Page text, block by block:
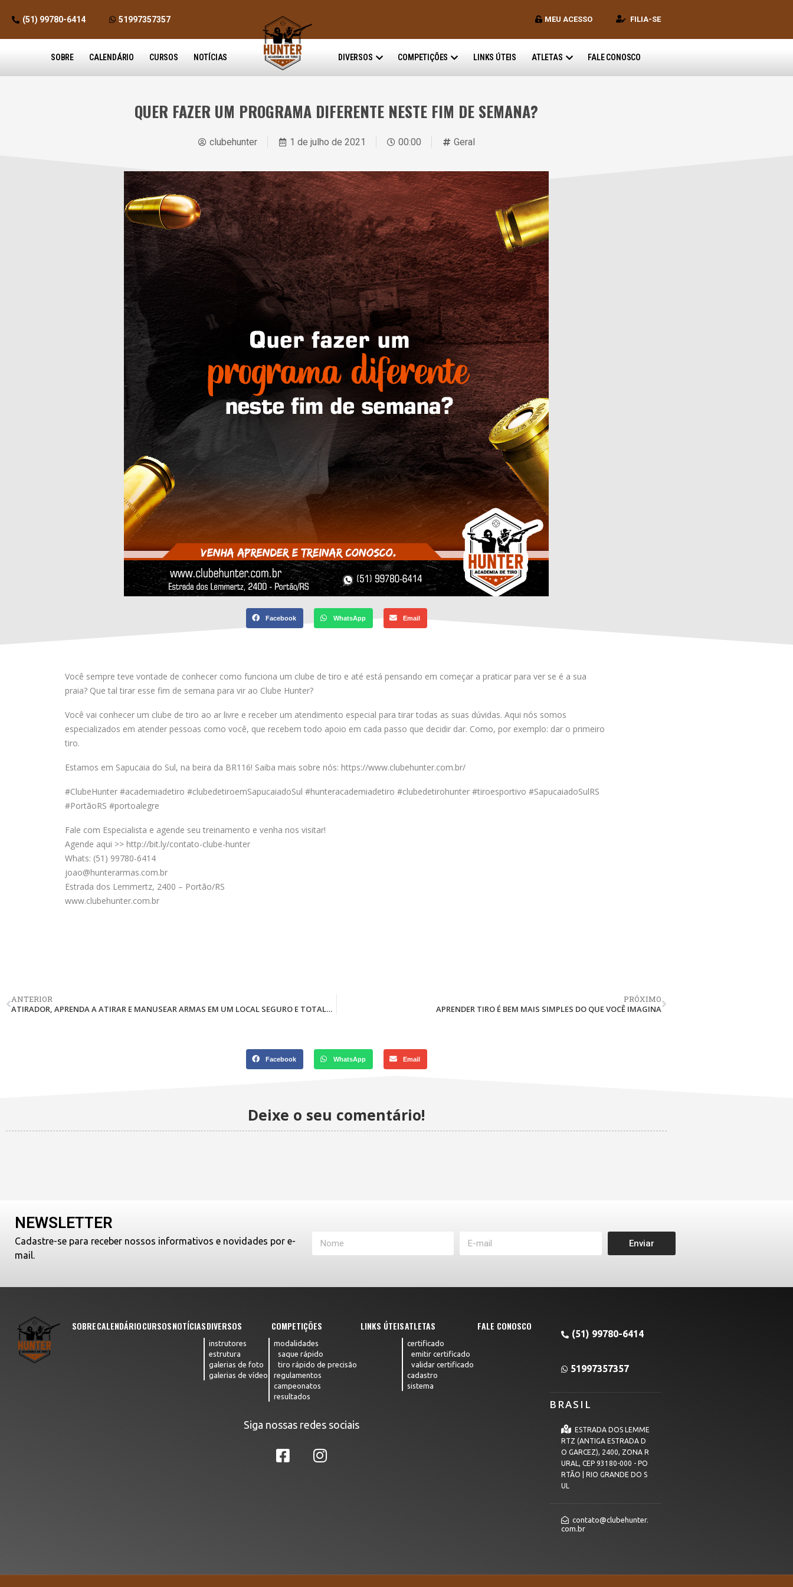
(51) 99780-6414 51997357357 MEU ACESSO FILIA-SE
SOBRE CALENDÁRIO CURSOS NOTÍCIAS DIVERSOS COMPETIÇÕES LINKS ÚTEIS ATLETAS FALE CONOSCO
QUER FAZER UM PROGRAMA DIFERENTE NESTE FIM DE SEMANA?
clubehunter 1 de julho de 2021 00:00 Geral
Facebook WhatsApp Email
Você sempre teve vontade de conhecer como funciona um clube de tiro e até está pensando em começar a praticar para ver se é a sua
praia? Que tal tirar esse fim de semana para vir ao Clube Hunter?
Você vai conhecer um clube de tiro ao ar livre e receber um atendimento especial para tirar todas as suas dúvidas. Aqui nós somos
especializados em atender pessoas como você, que recebem todo apoio em cada passo que decidir dar. Como, por exemplo: dar o primeiro
tiro.
Estamos em Sapucaia do Sul, na beira da BR116! Saiba mais sobre nós: https://www.clubehunter.com.br/
#ClubeHunter #academiadetiro #clubedetiroemSapucaiadoSul #hunteracademiadetiro #clubedetirohunter #tiroesportivo #SapucaiadoSulRS
#PortãoRS #portoalegre
Fale com Especialista e agende seu treinamento e venha nos visitar!
Agende aqui >> http://bit.ly/contato-clube-hunter
Whats: (51) 99780-6414
joao@hunterarmas.com.br
Estrada dos Lemmertz, 2400 – Portão/RS
www.clubehunter.com.br
ANTERIOR
ATIRADOR, APRENDA A ATIRAR E MANUSEAR ARMAS EM UM LOCAL SEGURO E TOTALMENTE ADAPTADO PARA PRÁTICA DE TIRO
PRÓXIMO
APRENDER TIRO É BEM MAIS SIMPLES DO QUE VOCÊ IMAGINA
Facebook WhatsApp Email
Deixe o seu comentário!
NEWSLETTER
Cadastre-se para receber nossos informativos e novidades por e-
mail.
Enviar
SOBRECALENDÁRIOCURSOSNOTÍCIASDIVERSOS
instrutores
estrutura
galerias de foto
galerias de vídeo
COMPETIÇÕES
modalidades
saque rápido
tiro rápido de precisão
regulamentos
campeonatos
resultados
LINKS ÚTEISATLETAS
certificado
emitir certificado
validar certificado
cadastro
sistema
FALE CONOSCO
Siga nossas redes sociais
(51) 99780-6414
51997357357
BRASIL
ESTRADA DOS LEMME
RTZ (ANTIGA ESTRADA D
O GARCEZ), 2400, ZONA R
URAL, CEP 93180-000 - PO
RTÃO | RIO GRANDE DO S
UL
contato@clubehunter.
com.br